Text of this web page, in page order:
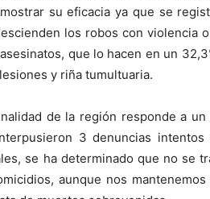
su eficacia ya que se
los robos con violencia
que lo hacen en un
y riña tumultuaria.
de la región responde a
3 denuncias
se ha determinado que no se
aunque nos